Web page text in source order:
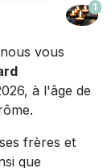
1
vous
à l'âge de
frères et
que